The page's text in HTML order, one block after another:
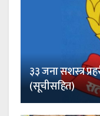
३३ जना सशस्त्र
(सूचीसहित)